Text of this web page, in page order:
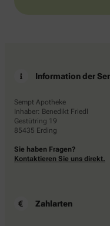
Information der
Sempt Apotheke
Inhaber: Benedikt Friedl
Gestütring 19
85435 Erding
Sie haben Fragen?
Kontaktieren Sie uns direkt.
Zahlarten